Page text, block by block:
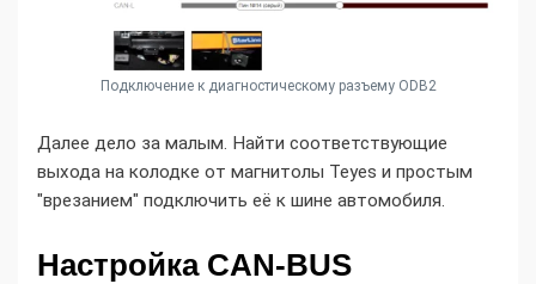
Подключение к диагностическому разъему ODB2
Далее дело за малым. Найти соответствующие
выхода на колодке от магнитолы Teyes и простым
"врезанием" подключить её к шине автомобиля.
Настройка CAN-BUS